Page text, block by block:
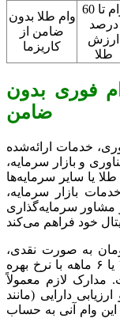
وام طلا بدون
ضامن از
کاریزما
وام تا 60
درصد
ارزش
طلا
فوری بدون
ضامن
خدمات ارائه‌شده
و بازار سرمایه،
طلا یا سایر سرمایه‌ها
بازار سرمایه،
مشاور سرمایه‌گذاری
تا ۱۰۰ میلیون تومان به صورت نقدی،
بدون ضامن و بدون سفته است. سررسید ۳ یا ۶ ماهه با نرخ بهره
است. مدارک لازم معمولاً
دارایی (مانند
وام آنی به حساب